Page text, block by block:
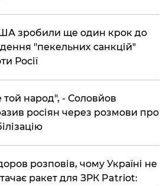
зробили ще один крок до
"пекельних санкцій"
Росії
той народ", - Соловйов
росіян через розмови про
розповів, чому Україні не
ракет для ЗРК Patriot: